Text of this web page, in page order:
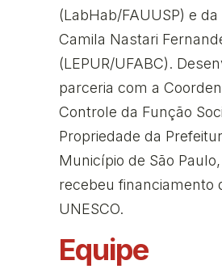
(LabHab/FAUUSP) e
Camila Nastari
(LEPUR/UFABC).
parceria com a
Controle da Função
Propriedade da
Município de São
recebeu financiamento
UNESCO.
Equipe